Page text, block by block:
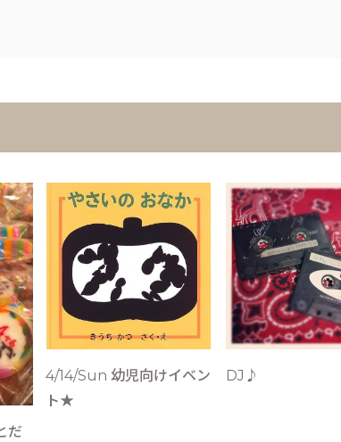
だ
4/14/Sun 幼児向けイベン
ト★
DJ♪